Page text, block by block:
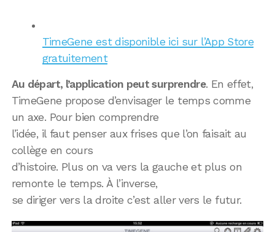
TimeGene est disponible ici sur l’App Store
gratuitement
Au départ, l’application peut surprendre. En effet,
TimeGene propose d’envisager le temps comme
un axe. Pour bien comprendre
l’idée, il faut penser aux frises que l’on faisait au
collège en cours
d’histoire. Plus on va vers la gauche et plus on
remonte le temps. À l’inverse,
se diriger vers la droite c’est aller vers le futur.